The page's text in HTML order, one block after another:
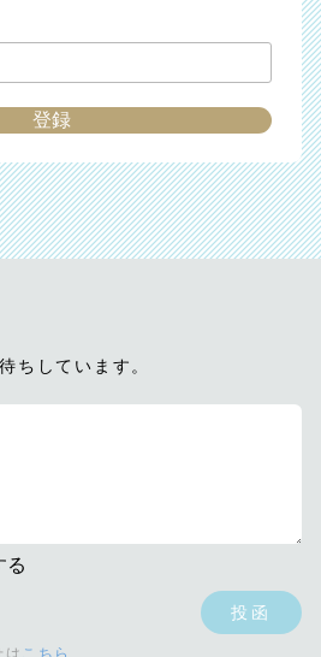
ちしています。
る
は こちら